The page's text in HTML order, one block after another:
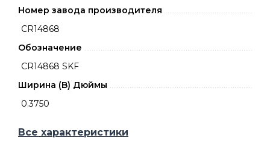
Номер завода производителя
CR14868
Обозначение
CR14868 SKF
Ширина (B) Дюймы
0.3750
Все характеристики